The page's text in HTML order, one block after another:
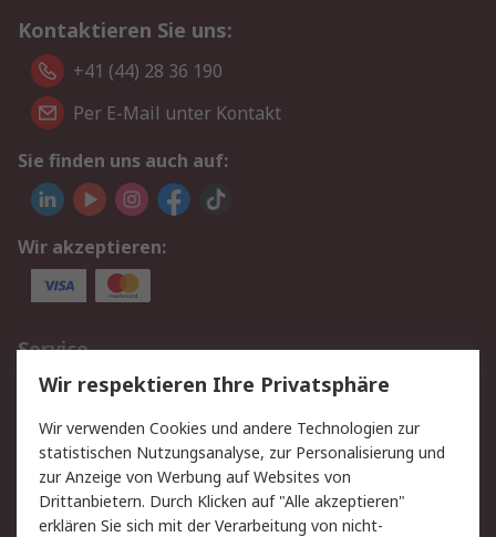
Kontaktieren Sie uns:
+41 (44) 28 36 190
Per E-Mail unter Kontakt
Sie finden uns auch auf:
Wir akzeptieren:
Service
Value Added Services
Lieferlösungen
Rücksendungen
Kontakt
Hilfe
Rechtliches
Wir respektieren Ihre Privatsphäre
Wir verwenden Cookies und andere Technologien zur
statistischen Nutzungsanalyse, zur Personalisierung und
zur Anzeige von Werbung auf Websites von
Drittanbietern. Durch Klicken auf "Alle akzeptieren"
erklären Sie sich mit der Verarbeitung von nicht-